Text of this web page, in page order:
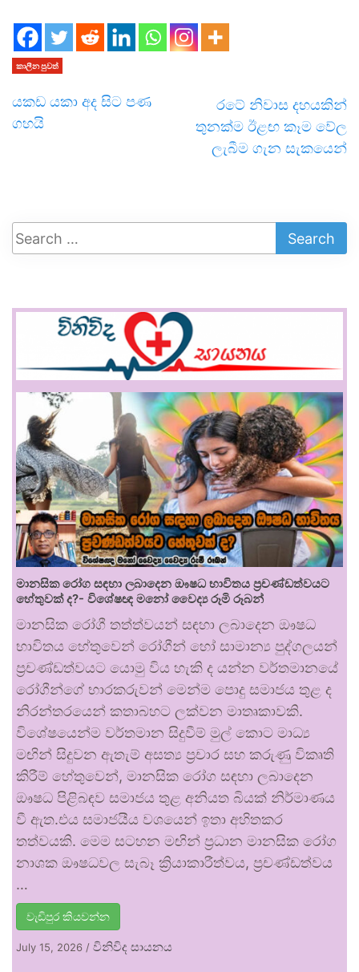
කාලීන පුවත්
යකඩ යකා අද සිට පණ
ගහයි
රටේ නිවාස දහයකින්
තුනක්ම ඊළඟ කෑම වේල
ලැබීම ගැන සැකයෙන්
මානසික රෝග සඳහා ලබාදෙන ඖෂධ භාවිතය ප්‍රචණ්ඩත්වයට
හේතුවක් ද?- විශේෂඥ මනෝ වෛද්‍ය රූමි රූබන්
මානසික රෝගී තත්ත්වයන් සඳහා ලබාදෙන ඖෂධ
භාවිතය හේතුවෙන් රෝගීන් හෝ සාමාන්‍ය පුද්ගලයන්
ප්‍රචණ්ඩත්වයට යොමු විය හැකි ද යන්න වර්තමානයේ
රෝගීන්ගේ භාරකරුවන් මෙන්ම පොදු සමාජය තුළ ද
නිරන්තරයෙන් කතාබහට ලක්වන මාතෘකාවකි.
විශේෂයෙන්ම වර්තමාන සිදුවීම් මුල් කොට මාධ්‍ය
මඟින් සිදුවන ඇතැම් අසත්‍ය ප්‍රචාර සහ කරුණු විකෘති
කිරීම් හේතුවෙන්, මානසික රෝග සඳහා ලබාදෙන
ඖෂධ පිළිබඳව සමාජය තුළ අනියත බියක් නිර්මාණය
වී ඇත.එය සමාජයීය වශයෙන් ඉතා අහිතකර
තත්වයකි. මෙම සටහන මඟින් ප්‍රධාන මානසික රෝග
නාශක ඖෂධවල සැබෑ ක්‍රියාකාරීත්වය, ප්‍රචණ්ඩත්වය
…
වැඩිපුර කියවන්න
July 15, 2026 / විනිවිද සායනය